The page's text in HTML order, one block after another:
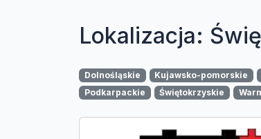
Lokalizacja:
Dolnośląskie Kujawsko-pomorskie
Podkarpackie
Świętokrzyskie